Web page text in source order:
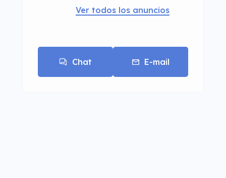
Ver todos los anuncios
Chat E-mail